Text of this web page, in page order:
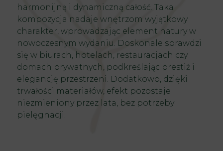
harmonijną i dynamiczną całość. Taka
kompozycja nadaje wnętrzom wyjątkowy
charakter, wprowadzając element natury w
nowoczesnym wydaniu. Doskonale sprawdzi
się w biurach, hotelach, restauracjach czy
domach prywatnych, podkreślając prestiż i
elegancję przestrzeni. Dodatkowo, dzięki
trwałości materiałów, efekt pozostaje
niezmieniony przez lata, bez potrzeby
pielęgnacji.